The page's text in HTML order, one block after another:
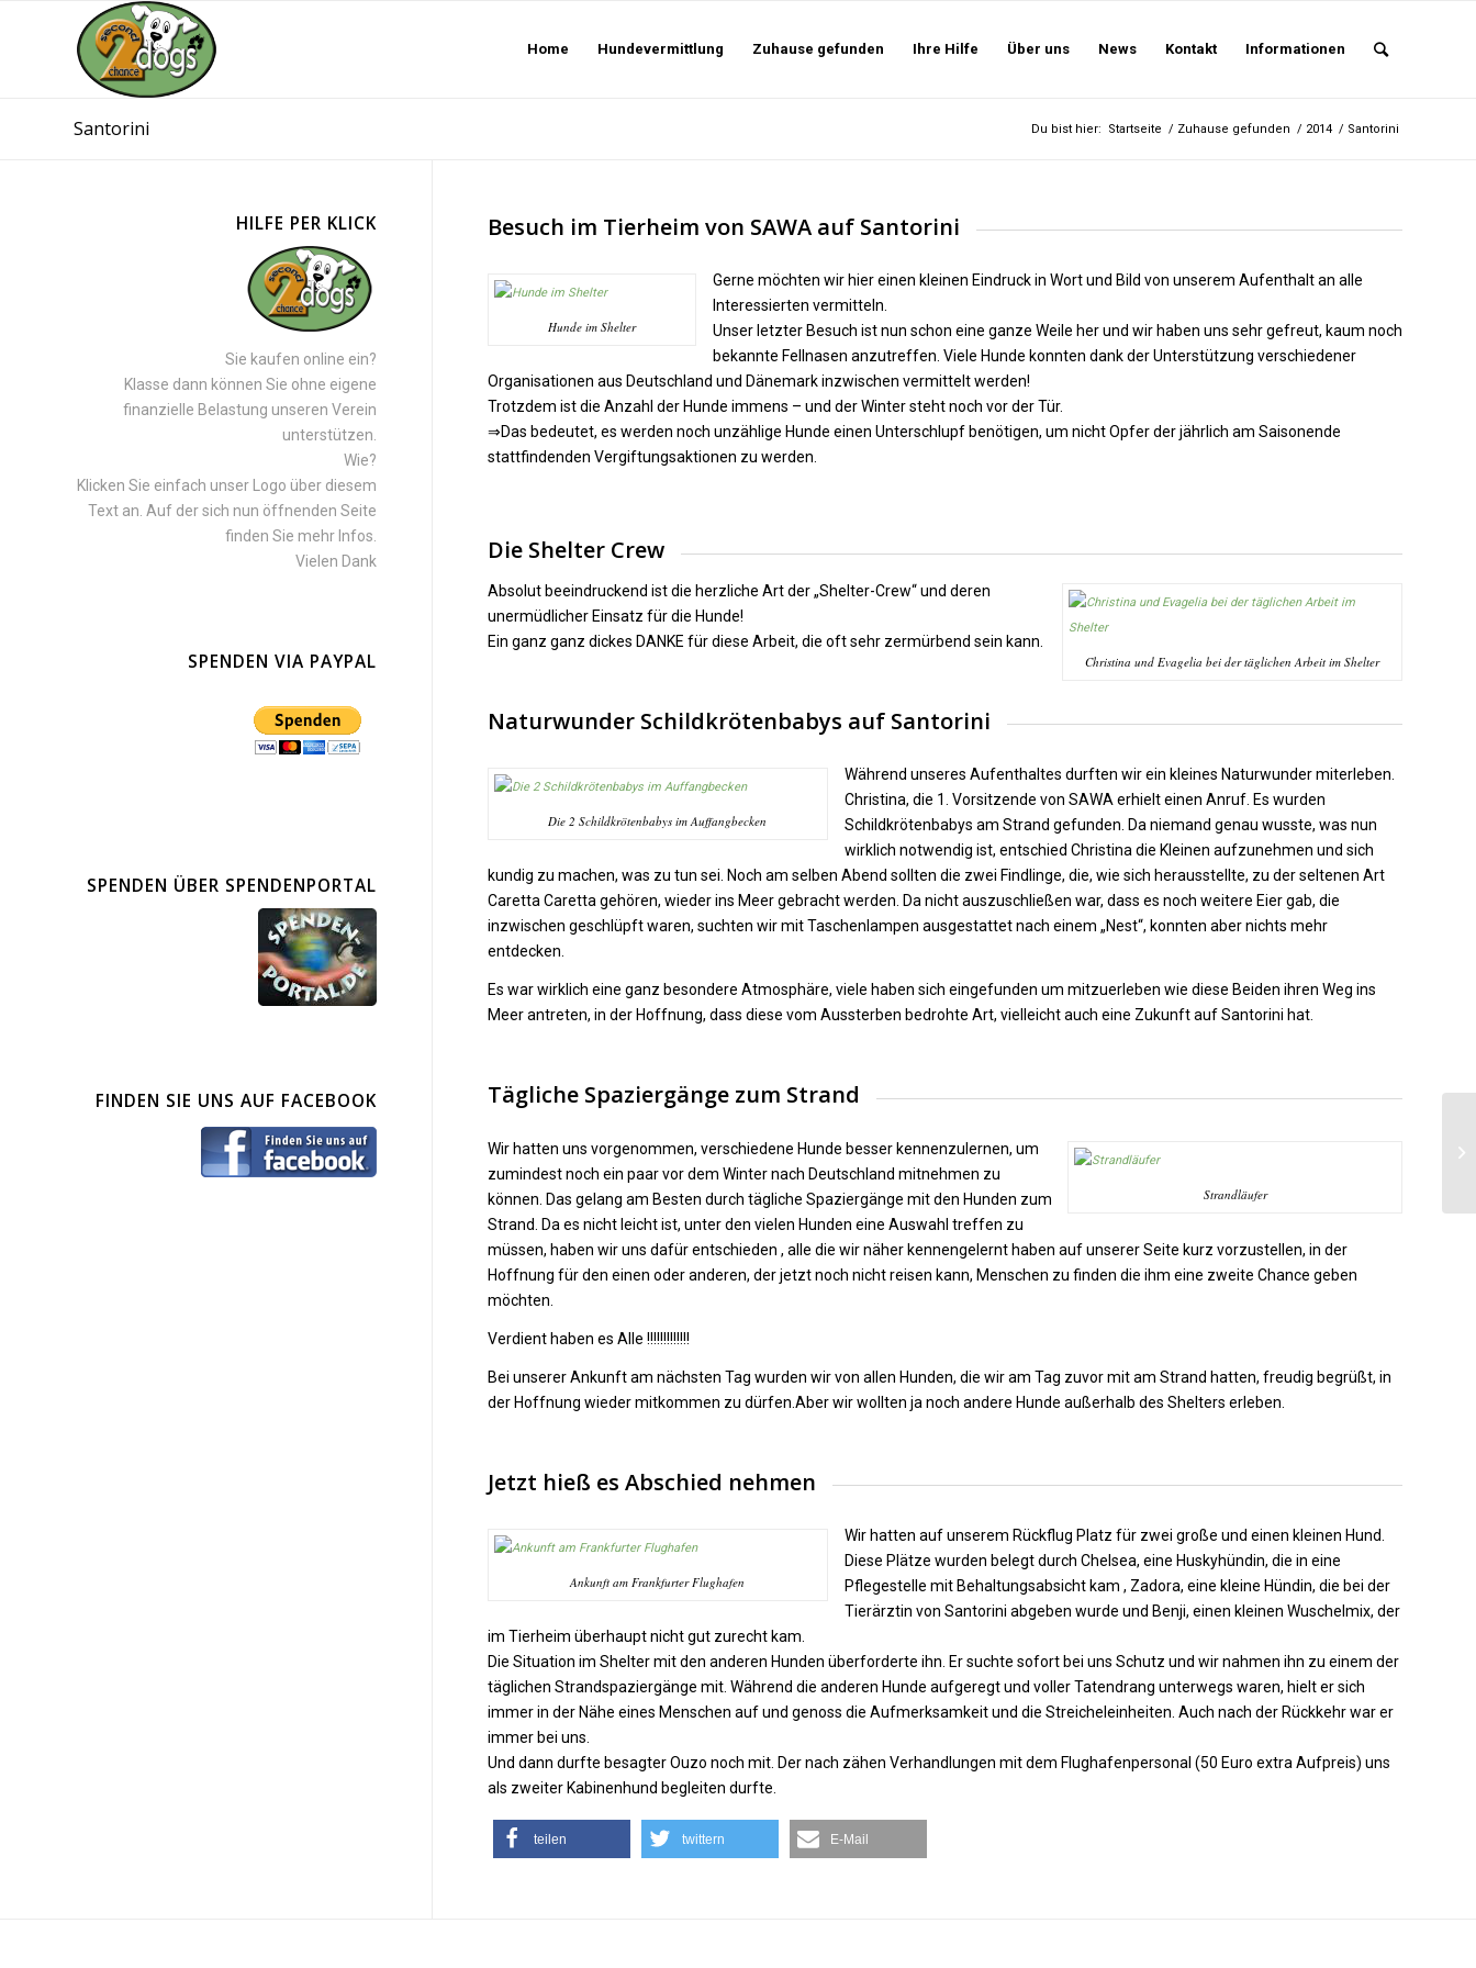
Home Hundevermittlung Zuhause gefunden Ihre Hilfe Über uns News Kontakt Informationen
Santorini Du bist hier: Startseite / Zuhause gefunden / 2014 / Santorini
Besuch im Tierheim von SAWA auf Santorini
Hunde im Shelter
Gerne möchten wir hier einen kleinen Eindruck in Wort und Bild von unserem Aufenthalt an alle
Interessierten vermitteln.
Unser letzter Besuch ist nun schon eine ganze Weile her und wir haben uns sehr gefreut, kaum noch
bekannte Fellnasen anzutreffen. Viele Hunde konnten dank der Unterstützung verschiedener
Organisationen aus Deutschland und Dänemark inzwischen vermittelt werden!
Trotzdem ist die Anzahl der Hunde immens – und der Winter steht noch vor der Tür.
⇒Das bedeutet, es werden noch unzählige Hunde einen Unterschlupf benötigen, um nicht Opfer der jährlich am Saisonende
stattfindenden Vergiftungsaktionen zu werden.
Die Shelter Crew
Christina und Evagelia bei der täglichen Arbeit im Shelter
Absolut beeindruckend ist die herzliche Art der „Shelter-Crew“ und deren
unermüdlicher Einsatz für die Hunde!
Ein ganz ganz dickes DANKE für diese Arbeit, die oft sehr zermürbend sein kann.
Naturwunder Schildkrötenbabys auf Santorini
Die 2 Schildkrötenbabys im Auffangbecken
Während unseres Aufenthaltes durften wir ein kleines Naturwunder miterleben.
Christina, die 1. Vorsitzende von SAWA erhielt einen Anruf. Es wurden
Schildkrötenbabys am Strand gefunden. Da niemand genau wusste, was nun
wirklich notwendig ist, entschied Christina die Kleinen aufzunehmen und sich
kundig zu machen, was zu tun sei. Noch am selben Abend sollten die zwei Findlinge, die, wie sich herausstellte, zu der seltenen Art
Caretta Caretta gehören, wieder ins Meer gebracht werden. Da nicht auszuschließen war, dass es noch weitere Eier gab, die
inzwischen geschlüpft waren, suchten wir mit Taschenlampen ausgestattet nach einem „Nest“, konnten aber nichts mehr
entdecken.
Es war wirklich eine ganz besondere Atmosphäre, viele haben sich eingefunden um mitzuerleben wie diese Beiden ihren Weg ins
Meer antreten, in der Hoffnung, dass diese vom Aussterben bedrohte Art, vielleicht auch eine Zukunft auf Santorini hat.
Tägliche Spaziergänge zum Strand
Strandläufer
Wir hatten uns vorgenommen, verschiedene Hunde besser kennenzulernen, um
zumindest noch ein paar vor dem Winter nach Deutschland mitnehmen zu
können. Das gelang am Besten durch tägliche Spaziergänge mit den Hunden zum
Strand. Da es nicht leicht ist, unter den vielen Hunden eine Auswahl treffen zu
müssen, haben wir uns dafür entschieden , alle die wir näher kennengelernt haben auf unserer Seite kurz vorzustellen, in der
Hoffnung für den einen oder anderen, der jetzt noch nicht reisen kann, Menschen zu finden die ihm eine zweite Chance geben
möchten.
Verdient haben es Alle !!!!!!!!!!!!!
Bei unserer Ankunft am nächsten Tag wurden wir von allen Hunden, die wir am Tag zuvor mit am Strand hatten, freudig begrüßt, in
der Hoffnung wieder mitkommen zu dürfen.Aber wir wollten ja noch andere Hunde außerhalb des Shelters erleben.
Jetzt hieß es Abschied nehmen
Ankunft am Frankfurter Flughafen
Wir hatten auf unserem Rückflug Platz für zwei große und einen kleinen Hund.
Diese Plätze wurden belegt durch Chelsea, eine Huskyhündin, die in eine
Pflegestelle mit Behaltungsabsicht kam , Zadora, eine kleine Hündin, die bei der
Tierärztin von Santorini abgeben wurde und Benji, einen kleinen Wuschelmix, der
im Tierheim überhaupt nicht gut zurecht kam.
Die Situation im Shelter mit den anderen Hunden überforderte ihn. Er suchte sofort bei uns Schutz und wir nahmen ihn zu einem der
täglichen Strandspaziergänge mit. Während die anderen Hunde aufgeregt und voller Tatendrang unterwegs waren, hielt er sich
immer in der Nähe eines Menschen auf und genoss die Aufmerksamkeit und die Streicheleinheiten. Auch nach der Rückkehr war er
immer bei uns.
Und dann durfte besagter Ouzo noch mit. Der nach zähen Verhandlungen mit dem Flughafenpersonal (50 Euro extra Aufpreis) uns
als zweiter Kabinenhund begleiten durfte.
teilen twittern E-Mail
HILFE PER KLICK
Sie kaufen online ein?
Klasse dann können Sie ohne eigene
finanzielle Belastung unseren Verein
unterstützen.
Wie?
Klicken Sie einfach unser Logo über diesem
Text an. Auf der sich nun öffnenden Seite
finden Sie mehr Infos.
Vielen Dank
SPENDEN VIA PAYPAL
SPENDEN ÜBER SPENDENPORTAL
FINDEN SIE UNS AUF FACEBOOK